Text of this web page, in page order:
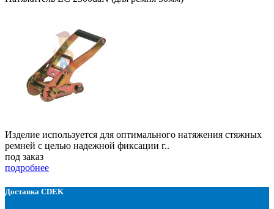
Изделие используется для оптимального натяжения стяжных
ремней с целью надежной фиксации г..
под заказ
подробнее
Доставка CDEK